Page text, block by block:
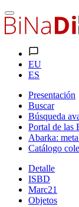
EU
ES
Presentación
Buscar
Búsqueda
Portal de las
Abarka:
Catálogo
Detalle
ISBD
Marc21
Objetos